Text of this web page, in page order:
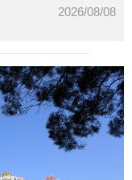
2026/08/08